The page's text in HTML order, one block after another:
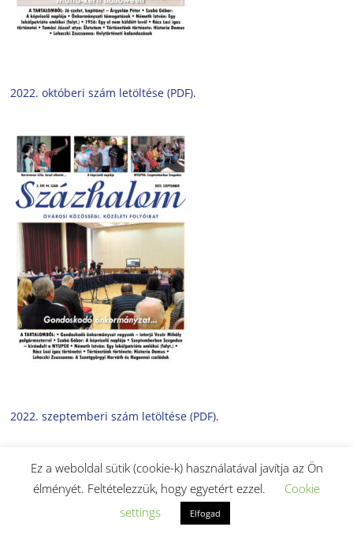
2022. októberi szám letöltése (PDF).
2022. szeptemberi szám letöltése (PDF).
Ez a weboldal sütik (cookie-k) használatával javítja az Ön
élményét. Feltételezzük, hogy egyetért ezzel.
Cookie
settings
Elfogad